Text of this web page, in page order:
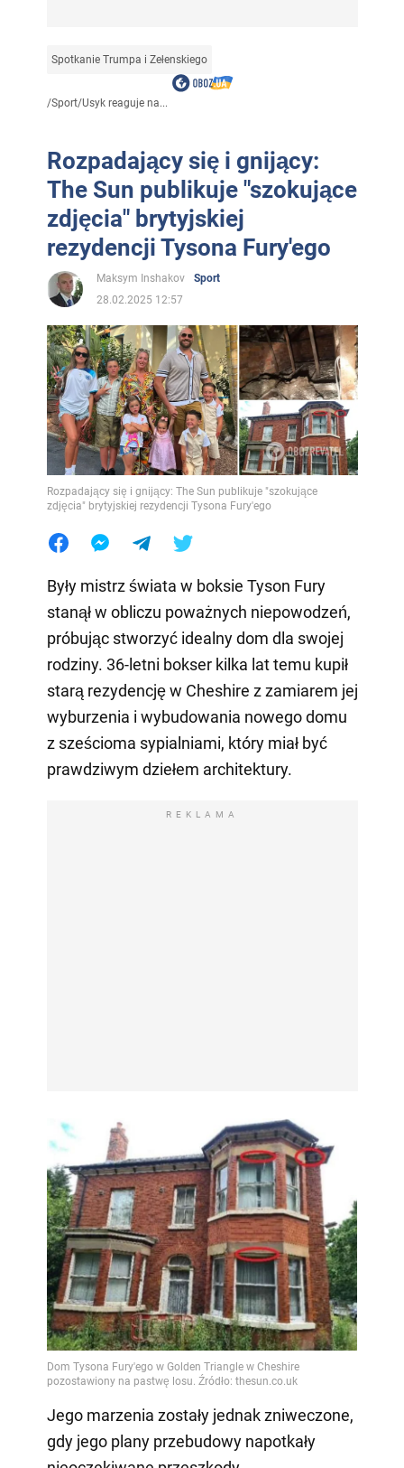
Spotkanie Trumpa i Zełenskiego
/Sport/Usyk reaguje na...
Rozpadający się i gnijący:
The Sun publikuje "szokujące
zdjęcia" brytyjskiej
rezydencji Tysona Fury'ego
Maksym Inshakov
Sport
28.02.2025 12:57
Rozpadający się i gnijący: The Sun publikuje "szokujące
zdjęcia" brytyjskiej rezydencji Tysona Fury'ego
Były mistrz świata w boksie Tyson Fury
stanął w obliczu poważnych niepowodzeń,
próbując stworzyć idealny dom dla swojej
rodziny. 36-letni bokser kilka lat temu kupił
starą rezydencję w Cheshire z zamiarem jej
wyburzenia i wybudowania nowego domu
z sześcioma sypialniami, który miał być
prawdziwym dziełem architektury.
REKLAMA
Jego marzenia zostały jednak zniweczone,
gdy jego plany przebudowy napotkały